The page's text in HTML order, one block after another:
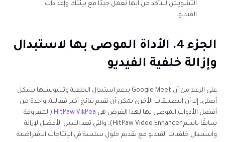
التشويش للتأكد من أنها تعمل جيدًا مع بيئتك وإعدادات
الفيديو.
الجزء 4. الأداة الموصى بها لاستبدال
وإزالة خلفية الفيديو
على الرغم من أن Google Meet يدعم استبدال الخلفية وتشويشها بشكل
أصلي، إلا أن التطبيقات الأخرى يمكن أن تقدم نتائج أكثر فعالية. واحدة من
أفضل الأدوات الموصى بها لهذا الغرض هي HitPaw VikPea (المعروفة
سابقًا باسم HitPaw Video Enhancer)، والتي تعد البديل الأفضل لإزالة
واستبدال خلفيات الفيديو مع تقديم حلول سلسة في الإنتاجات الافتراضية